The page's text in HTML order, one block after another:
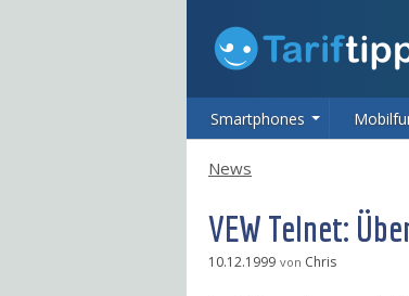
Smartphones
News
VEW Telnet:
10.12.1999 von Chris